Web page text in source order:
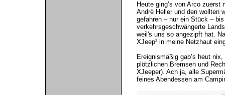
Heute ging’s von Arco
Andrè Heller und den wollten
gefahren – nur ein Stück –
verkehrsgeschwängerte
weil's uns so angezipft hat.
XJeep² in meine Netzhaut
Ereignismäßig gab’s heut
plötzlichen Bremsen und
XJeeper). Ach ja, alle
feines Abendessen am